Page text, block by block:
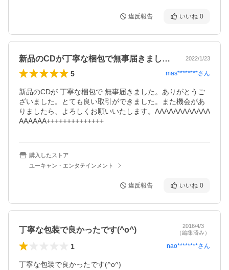
違反報告 いいね 0
新品のCDが丁寧な梱包で無事届きました… 2022/1/23
5 mas********さん
新品のCDが 丁寧な梱包で 無事届きました。ありがとうご
ざいました。とても良い取引ができました。また機会があ
りましたら、よろしくお願いいたします。AAAAAAAAAAAA
AAAAAA++++++++++++++
購入したストア
ユーキャン・エンタテインメント
違反報告 いいね 0
丁寧な包装で良かったです(^o^)
2016/4/3
（編集済み）
1 nao********さん
丁寧な包装で良かったです(^o^)